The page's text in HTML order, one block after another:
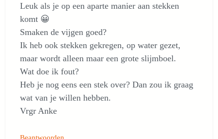
Leuk als je op een aparte manier aan stekken
komt 😀
Smaken de vijgen goed?
Ik heb ook stekken gekregen, op water gezet,
maar wordt alleen maar een grote slijmboel.
Wat doe ik fout?
Heb je nog eens een stek over? Dan zou ik graag
wat van je willen hebben.
Vrgr Anke
Beantwoorden